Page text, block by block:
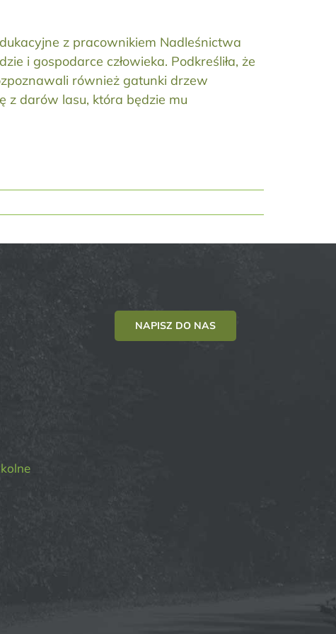
z pracownikiem Nadleśnictwa
i gospodarce człowieka. Podkreśliła, że
również gatunki drzew
z darów lasu, która będzie mu
NAPISZ DO NAS